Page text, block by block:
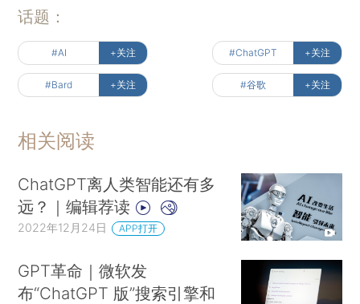
话题：
#AI +关注 #ChatGPT +关注
#Bard +关注 #谷歌 +关注
相关阅读
ChatGPT离人类智能还有多
远？｜编辑荐读
2022年12月24日 APP打开
GPT革命｜微软发
布“ChatGPT 版”搜索引擎和